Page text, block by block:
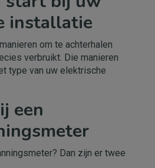
installatie
om te achterhalen
verbruikt. Die manieren
type van uw elektrische
een
Dan zijn er twee